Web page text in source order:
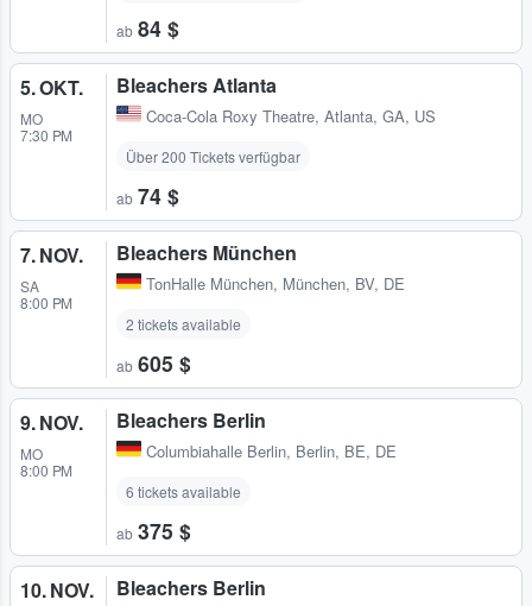
ab 84 $
5. OKT.
MO
7:30 PM
Bleachers Atlanta
Coca-Cola Roxy Theatre, Atlanta, GA, US
Über 200 Tickets verfügbar
ab 74 $
7. NOV.
SA
8:00 PM
Bleachers München
TonHalle München, München, BV, DE
2 tickets available
ab 605 $
9. NOV.
MO
8:00 PM
Bleachers Berlin
Columbiahalle Berlin, Berlin, BE, DE
6 tickets available
ab 375 $
10. NOV. Bleachers Berlin